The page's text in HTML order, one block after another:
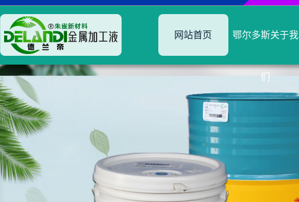
网站首页 鄂尔多斯关于我
们